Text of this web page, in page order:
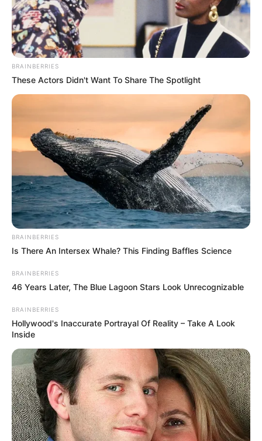
Schlösser und Burgen in und um Tangermünde
Tagesausflugsziele für Tangermünde
Bademöglichkeiten
Wandern
Angebote für Behinderte
Aussichtstürme
Kletterparks
Tier- und Zooparks
Fremdenverkehrsamt und Tourist Information
Veranstaltung für Tangermünde eintragen
Internet:
Hotels in Tangermünde
www.tangermuende.de
Kauf- und Lesetipps:
Reiseführer Tangermünde
Hotel Tangermündehierbuchen
BRAINBERRIES
These Actors Didn't Want To Share The Spotlight
BRAINBERRIES
Is There An Intersex Whale? This Finding Baffles Science
BRAINBERRIES
46 Years Later, The Blue Lagoon Stars Look Unrecognizable
BRAINBERRIES
Hollywood's Inaccurate Portrayal Of Reality – Take A Look
Inside